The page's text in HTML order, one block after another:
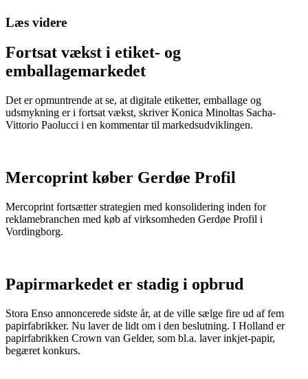
Læs videre
Fortsat vækst i etiket- og
emballagemarkedet
Det er opmuntrende at se, at digitale etiketter, emballage og
udsmykning er i fortsat vækst, skriver Konica Minoltas Sacha-
Vittorio Paolucci i en kommentar til markedsudviklingen.
Mercoprint køber Gerdøe Profil
Mercoprint fortsætter strategien med konsolidering inden for
reklamebranchen med køb af virksomheden Gerdøe Profil i
Vordingborg.
Papirmarkedet er stadig i opbrud
Stora Enso annoncerede sidste år, at de ville sælge fire ud af fem
papirfabrikker. Nu laver de lidt om i den beslutning. I Holland er
papirfabrikken Crown van Gelder, som bl.a. laver inkjet-papir,
begæret konkurs.